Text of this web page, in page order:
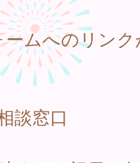
ームへのリン
談窓口